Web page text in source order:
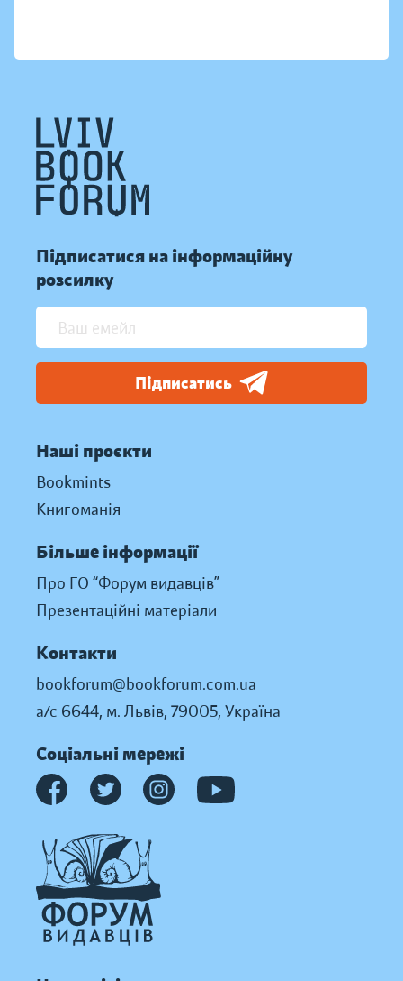
Підписатися на інформаційну
розсилку
Підписатись
Наші проєкти
Bookmints
Книгоманія
Більше інформації
Про ГО “Форум видавців”
Презентаційні матеріали
Контакти
bookforum@bookforum.com.ua
а/с 6644, м. Львів, 79005, Україна
Соціальні мережі